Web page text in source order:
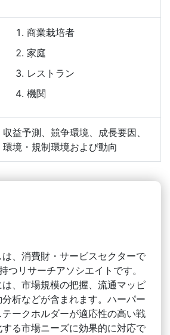
商業栽培者
家庭
レストラン
機関
収益予測、競争環境、成長要因、
環境・規制環境および動向
、消費財・サービスセクターで
つリサーチアソシエイトです。
、市場規模の把握、流通マッピ
析などが含まれます。ハーパー
ークホルダーが適応性の高い戦
る市場ニーズに効果的に対応で